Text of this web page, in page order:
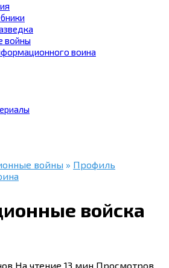
войны
воина
войны » Профиль
войска
На чтение 13 мин Просмотров